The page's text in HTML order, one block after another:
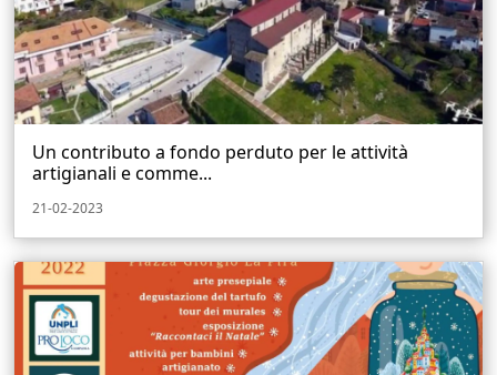
Un contributo a fondo perduto per le attività
artigianali e comme...
21-02-2023